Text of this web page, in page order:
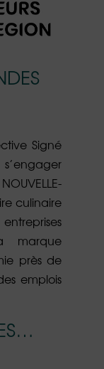
Signé
s’engager
culinaire
marque
près de
emplois